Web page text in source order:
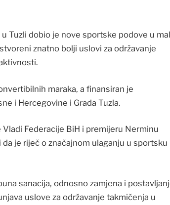
Tuzli dobio je nove sportske podove u
znatno bolji uslovi za održavanje
maraka, a finansiran je
i Hercegovine i Grada Tuzla.
Federacije BiH i premijeru Nerminu
je riječ o značajnom ulaganju u sportsku
sanacija, odnosno zamjena i
uslove za održavanje takmičenja u